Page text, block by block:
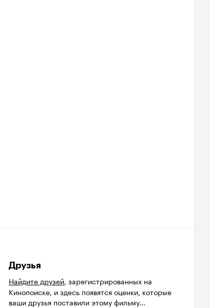
Друзья
Найдите друзей, зарегистрированных на
Кинопоиске, и здесь появятся оценки, которые
ваши друзья поставили этому фильму...